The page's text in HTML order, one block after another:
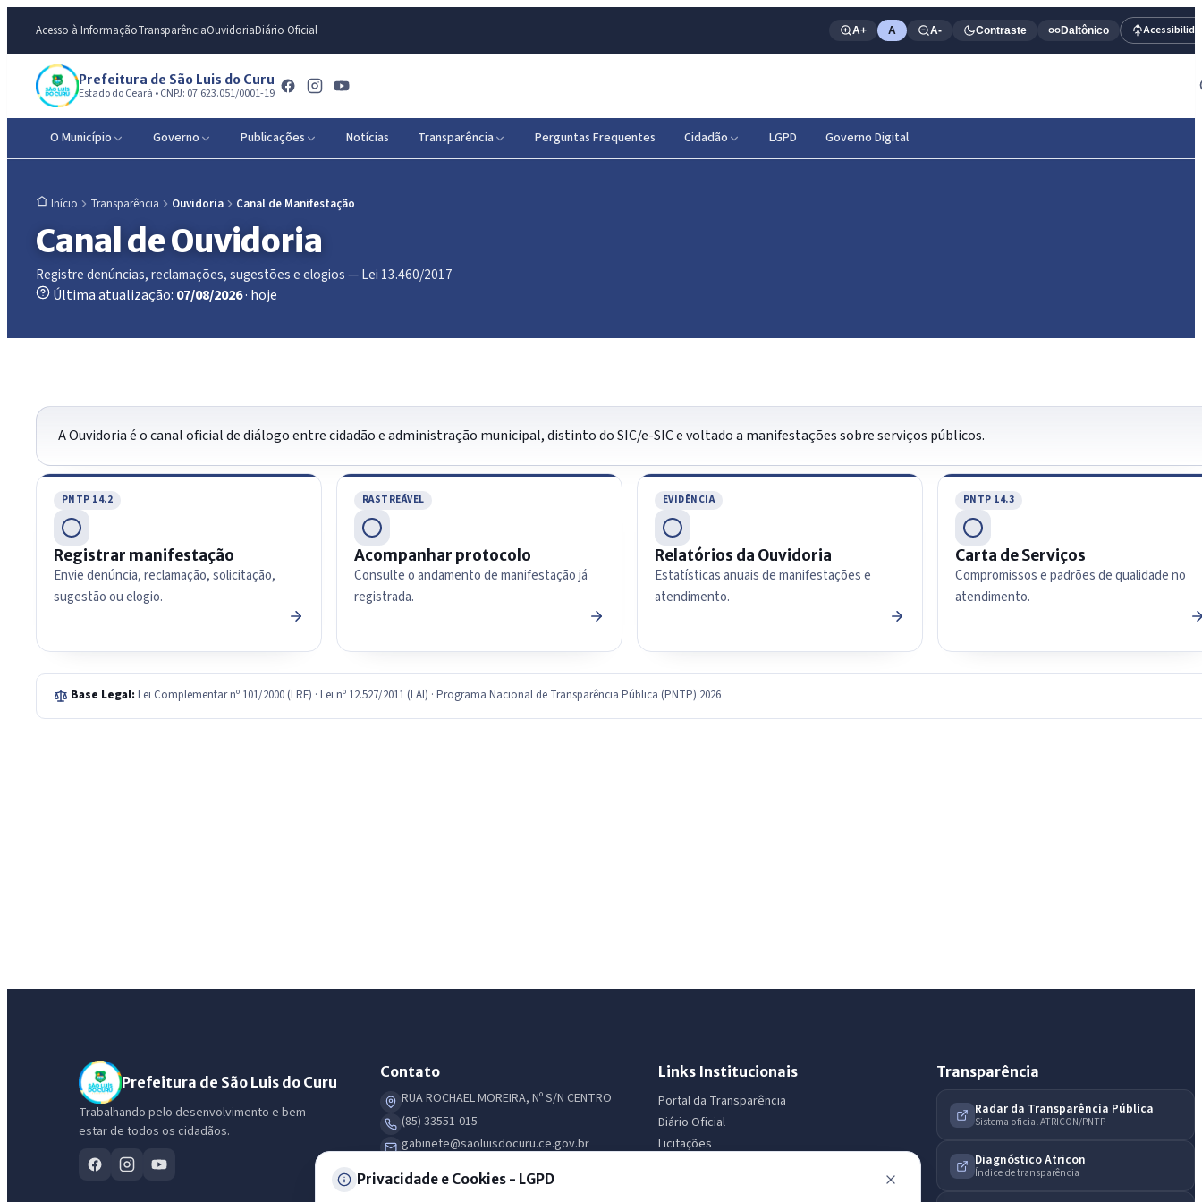
Acesso à InformaçãoTransparênciaOuvidoriaDiário Oficial A+ A A- Contraste Daltônico
Prefeitura de São Luis do Curu
Estado do Ceará • CNPJ: 07.623.051/0001-19
O Município Governo Publicações Notícias Transparência Perguntas Frequentes Cidadão LGPD Governo Digital
Início Transparência Ouvidoria Canal de Manifestação
Canal de Ouvidoria
Registre denúncias, reclamações, sugestões e elogios — Lei 13.460/2017
Última atualização: 07/08/2026· hoje
A Ouvidoria é o canal oficial de diálogo entre cidadão e administração municipal, distinto do SIC/e-SIC e voltado a manifestações sobre serviços públicos.
PNTP 14.2
Registrar manifestação
Envie denúncia, reclamação, solicitação,
sugestão ou elogio.
RASTREÁVEL
Acompanhar protocolo
Consulte o andamento de manifestação já
registrada.
EVIDÊNCIA
Relatórios da Ouvidoria
Estatísticas anuais de manifestações e
atendimento.
PNTP 14.3
Carta de Serviços
Compromissos e padrões de qualidade no
atendimento.
Base Legal: Lei Complementar nº 101/2000 (LRF) · Lei nº 12.527/2011 (LAI) · Programa Nacional de Transparência Pública (PNTP) 2026
Prefeitura de São Luis do Curu
Trabalhando pelo desenvolvimento e bem-
estar de todos os cidadãos.
Contato
RUA ROCHAEL MOREIRA, Nº S/N CENTRO
(85) 33551-015
gabinete@saoluisdocuru.ce.gov.br
Links Institucionais
Portal da Transparência
Diário Oficial
Licitações
Transparência
Radar da Transparência Pública
Sistema oficial ATRICON/PNTP
Diagnóstico Atricon
Índice de transparência
Privacidade e Cookies - LGPD
IntGest AI